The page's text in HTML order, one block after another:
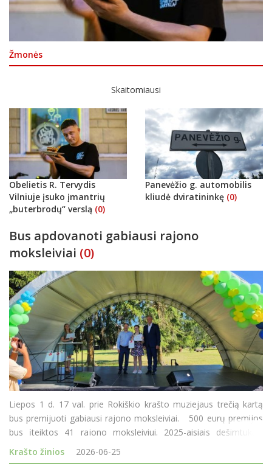
Žmonės
Skaitomiausi
Obelietis R. Tervydis
Vilniuje įsuko įmantrių
„buterbrodų“ verslą (0)
Panevėžio g. automobilis
kliudė dviratininkę (0)
Bus apdovanoti gabiausi rajono
moksleiviai (0)
Liepos 1 d. 17 val. prie Rokiškio krašto muziejaus trečią kartą
bus premijuoti gabiausi rajono moksleiviai. 500 eurų premijos
bus įteiktos 41 rajono moksleiviui. 2025-aisiais dešimtukais
mokslo metus baigusiųjų buvo daugiau - 42. Šiemet vien
dešimtukais m
Krašto žinios 2026-06-25